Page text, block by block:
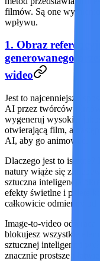
filmów. Są one
wpływu.
1. Obraz
generowanego
wideo
Jest to najcenniejszy
AI przez twórców
wygeneruj wysokiej
otwierającą film, a
AI, aby go animować.
Dlaczego jest to istotne?
natury wiąże się z
sztuczna inteligencja
efekty świetlne i paletę
całkowicie odmienny od
Image-to-video odwraca
blokujesz wszystkie
sztucznej inteligencji
znacznie prostsze i